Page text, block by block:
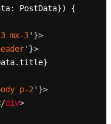
PostData}) {
mx-3'}>
'}>
p-2 '}>
div>